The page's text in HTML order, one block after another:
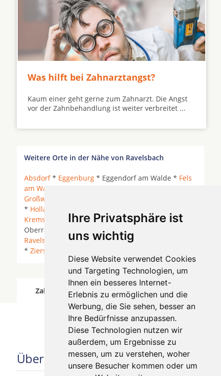
Ihre Privatsphäre ist
uns wichtig
Diese Website verwendet Cookies
und Targeting Technologien, um
Ihnen ein besseres Internet-
Erlebnis zu ermöglichen und die
Werbung, die Sie sehen, besser an
Ihre Bedürfnisse anzupassen.
Diese Technologien nutzen wir
außerdem, um Ergebnisse zu
messen, um zu verstehen, woher
unsere Besucher kommen oder um
Was hilft bei Zahnarztangst?
Kaum einer geht gerne zum Zahnarzt. Die Angst
vor der Zahnbehandlung ist weiter verbreitet ...
Weitere Orte in der Nähe von Ravelsbach
Absdorf* Eggenburg * Eggendorf am Walde * Fels
am Wagram
Großweikersdorf
* Hollabrunn
Krems an der Donau * Langenlois* Maissau *
Oberravelsbach * Parisdorf * Pfaffstetten *
Ravelsbach
* Wilhelmsdorf *Zellerndorf
* Ziersdorf
Zahnärzte für Zahnimplantete in Ravelsbach
wurde am 07 August 2026 aktualisiert.
Über uns